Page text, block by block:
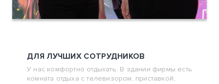
ДЛЯ ЛУЧШИХ СОТРУДНИКОВ
У нас комфортно отдыхать. В здании фирмы есть
комната отдыха с телевизором, приставкой,